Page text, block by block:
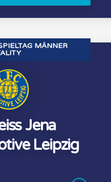
MÄNNER
Jena
Leipzig